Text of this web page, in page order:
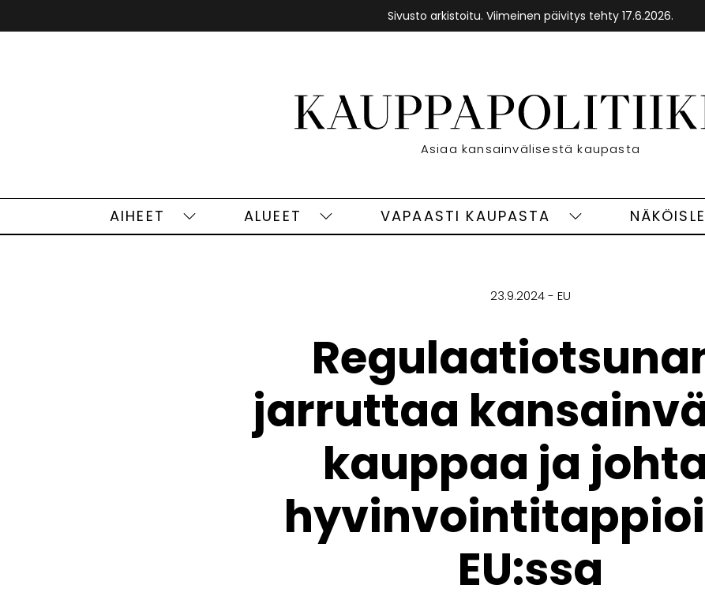
Sivusto arkistoitu. Viimeinen päivitys tehty 17.6.2026.
Etusivu
Asiaa kansainvälisestä kaupasta
AIHEET
Aiheet
ALUEET
Alueet
VAPAASTI KAUPASTA
Vapaasti
23.9.2024 EU
jarruttaa
kauppaa ja
EU:ssa